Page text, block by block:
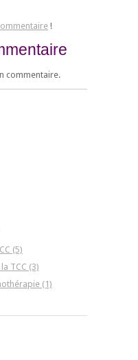
!
commentaire.
(5)
TCC (3)
(1)